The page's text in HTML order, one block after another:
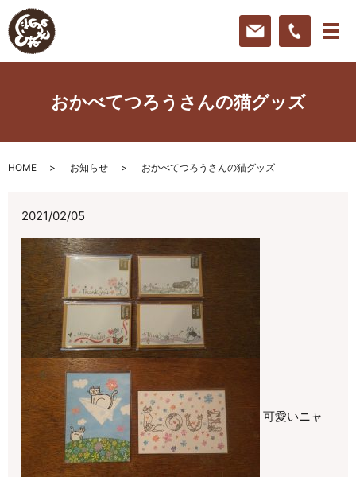
おかべてつろうさんの猫グッズ
HOME お知らせ おかべてつろうさんの猫グッズ
2021/02/05
可愛いニャ